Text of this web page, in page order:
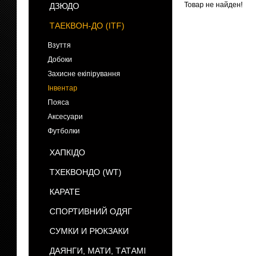
ДЗЮДО
ТАЕКВОН-ДО (ІТF)
Взуття
Добоки
Захисне екіпірування
Інвентар
Пояса
Аксесуари
Футболки
ХАПКІДО
ТХЕКВОНДО (WT)
КАРАТЕ
СПОРТИВНИЙ ОДЯГ
СУМКИ И РЮКЗАКИ
ДАЯНГИ, МАТИ, ТАТАМІ
Товар не найден!